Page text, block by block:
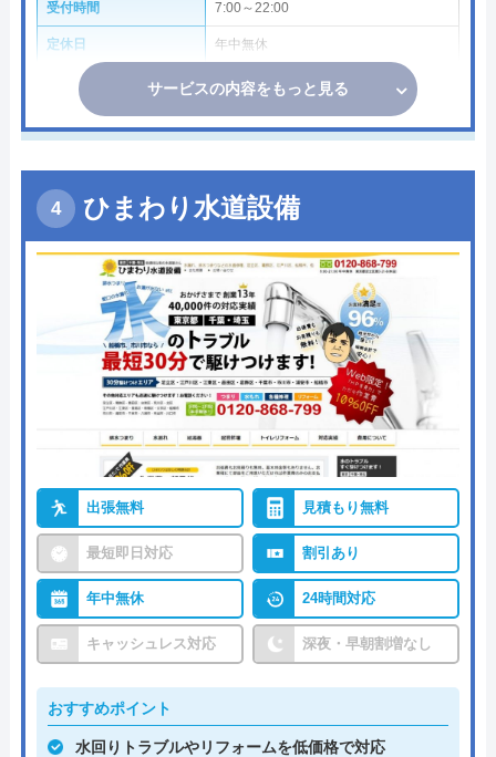
受付時間 7:00～22:00
定休日 年中無休
サービスの内容をもっと見る
ひまわり水道設備
出張無料 見積もり無料
最短即日対応 割引あり
年中無休 24時間対応
キャッシュレス対応 深夜・早朝割増なし
おすすめポイント
水回りトラブルやリフォームを低価格で対応